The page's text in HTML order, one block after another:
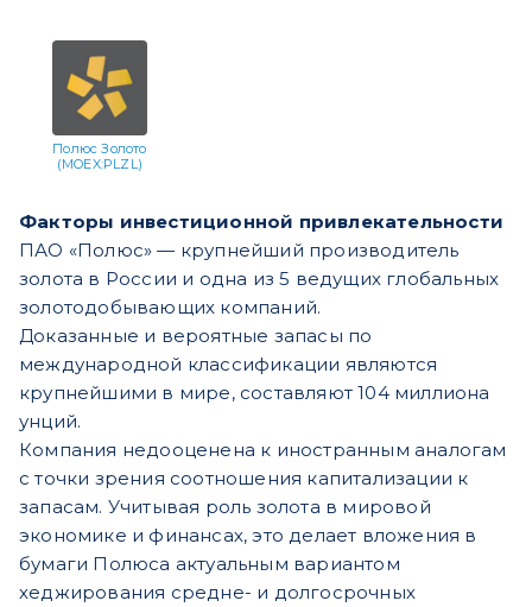
Полюс Золото
(MOEX:PLZL)
Факторы инвестиционной привлекательности
ПАО «Полюс» — крупнейший производитель
золота в России и одна из 5 ведущих глобальных
золотодобывающих компаний.
Доказанные и вероятные запасы по
международной классификации являются
крупнейшими в мире, составляют 104 миллиона
унций.
Компания недооценена к иностранным аналогам
с точки зрения соотношения капитализации к
запасам. Учитывая роль золота в мировой
экономике и финансах, это делает вложения в
бумаги Полюса актуальным вариантом
хеджирования средне- и долгосрочных